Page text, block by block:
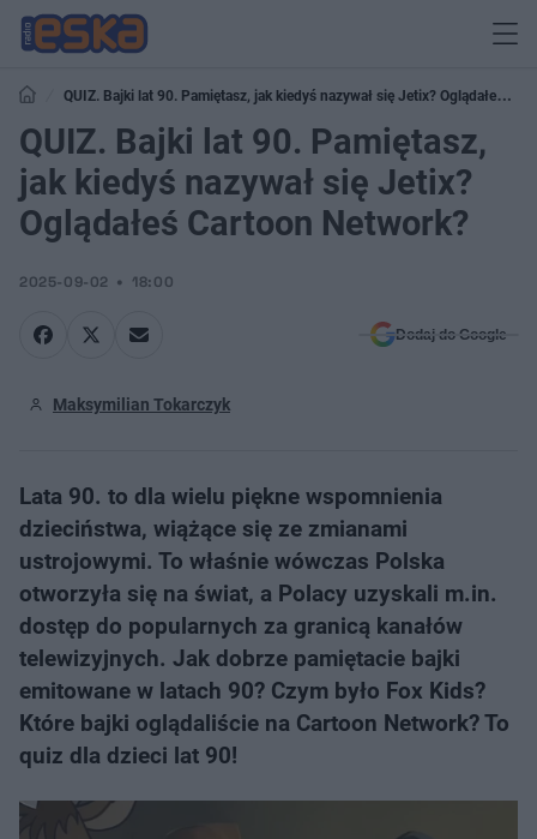
QUIZ. Bajki lat 90. Pamiętasz, jak kiedyś nazywał się Jetix? Oglądałeś
Cartoon Network?
QUIZ. Bajki lat 90. Pamiętasz,
jak kiedyś nazywał się Jetix?
Oglądałeś Cartoon Network?
2025-09-02 18:00
Dodaj do Google
Maksymilian Tokarczyk
Lata 90. to dla wielu piękne wspomnienia
dzieciństwa, wiążące się ze zmianami
ustrojowymi. To właśnie wówczas Polska
otworzyła się na świat, a Polacy uzyskali m.in.
dostęp do popularnych za granicą kanałów
telewizyjnych. Jak dobrze pamiętacie bajki
emitowane w latach 90? Czym było Fox Kids?
Które bajki oglądaliście na Cartoon Network? To
quiz dla dzieci lat 90!